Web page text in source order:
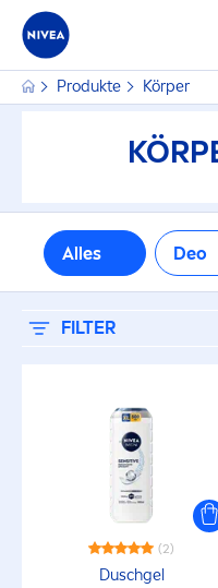
Produkte Körper
Alles Deo
FILTER
FILTER
PRODUKTTYP
Deo
Duschgel
Haare
Handpflege
Intimpflege
(2)
Duschgel